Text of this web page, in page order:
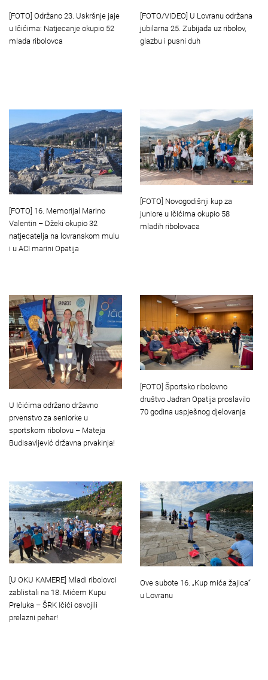
[FOTO] Održano 23. Uskršnje jaje
u Ičićima: Natjecanje okupio 52
mlada ribolovca
[FOTO/VIDEO] U Lovranu održana
jubilarna 25. Zubijada uz ribolov,
glazbu i pusni duh
[FOTO] 16. Memorijal Marino
Valentin – Džeki okupio 32
natjecatelja na lovranskom mulu
i u ACI marini Opatija
[FOTO] Novogodišnji kup za
juniore u Ičićima okupio 58
mladih ribolovaca
U Ičićima održano državno
prvenstvo za seniorke u
sportskom ribolovu – Mateja
Budisavljević državna prvakinja!
[FOTO] Športsko ribolovno
društvo Jadran Opatija proslavilo
70 godina uspješnog djelovanja
[U OKU KAMERE] Mladi ribolovci
zablistali na 18. Mićem Kupu
Preluka – ŠRK Ičići osvojili
prelazni pehar!
Ove subote 16. „Kup mića žajica“
u Lovranu